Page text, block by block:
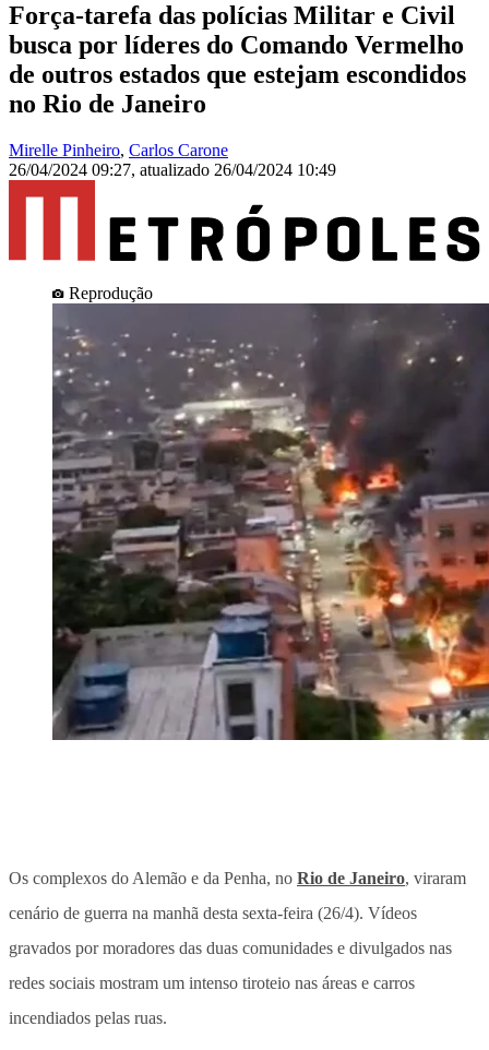
Força-tarefa das polícias Militar e Civil
busca por líderes do Comando Vermelho
de outros estados que estejam escondidos
no Rio de Janeiro
Mirelle Pinheiro, Carlos Carone
26/04/2024 09:27, atualizado 26/04/2024 10:49
Reprodução
Os complexos do Alemão e da Penha, no Rio de Janeiro, viraram
cenário de guerra na manhã desta sexta-feira (26/4). Vídeos
gravados por moradores das duas comunidades e divulgados nas
redes sociais mostram um intenso tiroteio nas áreas e carros
incendiados pelas ruas.